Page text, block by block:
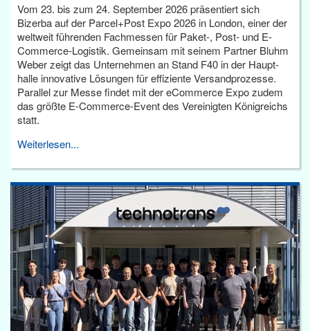
Vom 23. bis zum 24. September 2026 präsentiert sich
Bizerba auf der Parcel+Post Expo 2026 in London, einer der
weltweit führenden Fachmessen für Paket-, Post- und E-
Commerce-Logistik. Gemeinsam mit seinem Partner Bluhm
Weber zeigt das Unternehmen an Stand F40 in der Haupt­
halle innovative Lösungen für effiziente Versandprozesse.
Parallel zur Messe findet mit der eCommerce Expo zudem
das größte E-Commerce-Event des Vereinigten Königreichs
statt.
Weiterlesen...